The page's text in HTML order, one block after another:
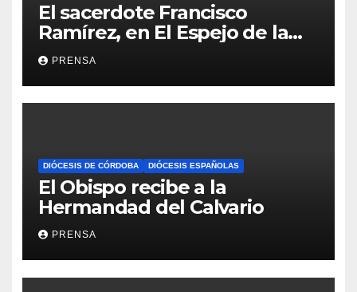
El sacerdote Francisco
Ramírez, en El Espejo de la
Iglesia
PRENSA
DIÓCESIS DE CÓRDOBA DIÓCESIS ESPAÑOLAS
El Obispo recibe a la
Hermandad del Calvario
PRENSA